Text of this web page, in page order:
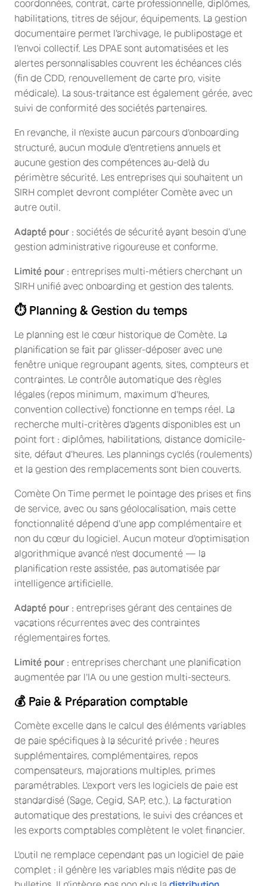
coordonnées, contrat, carte professionnelle, diplômes,
habilitations, titres de séjour, équipements. La gestion
documentaire permet l'archivage, le publipostage et
l'envoi collectif. Les DPAE sont automatisées et les
alertes personnalisables couvrent les échéances clés
(fin de CDD, renouvellement de carte pro, visite
médicale). La sous-traitance est également gérée, avec
suivi de conformité des sociétés partenaires.
En revanche, il n'existe aucun parcours d'onboarding
structuré, aucun module d'entretiens annuels et
aucune gestion des compétences au-delà du
périmètre sécurité. Les entreprises qui souhaitent un
SIRH complet devront compléter Comète avec un
autre outil.
Adapté pour : sociétés de sécurité ayant besoin d'une
gestion administrative rigoureuse et conforme.
Limité pour : entreprises multi-métiers cherchant un
SIRH unifié avec onboarding et gestion des talents.
⏱️ Planning & Gestion du temps
Le planning est le cœur historique de Comète. La
planification se fait par glisser-déposer avec une
fenêtre unique regroupant agents, sites, compteurs et
contraintes. Le contrôle automatique des règles
légales (repos minimum, maximum d'heures,
convention collective) fonctionne en temps réel. La
recherche multi-critères d'agents disponibles est un
point fort : diplômes, habilitations, distance domicile-
site, défaut d'heures. Les plannings cyclés (roulements)
et la gestion des remplacements sont bien couverts.
Comète On Time permet le pointage des prises et fins
de service, avec ou sans géolocalisation, mais cette
fonctionnalité dépend d'une app complémentaire et
non du cœur du logiciel. Aucun moteur d'optimisation
algorithmique avancé n'est documenté — la
planification reste assistée, pas automatisée par
intelligence artificielle.
Adapté pour : entreprises gérant des centaines de
vacations récurrentes avec des contraintes
réglementaires fortes.
Limité pour : entreprises cherchant une planification
augmentée par l'IA ou une gestion multi-secteurs.
💰 Paie & Préparation comptable
Comète excelle dans le calcul des éléments variables
de paie spécifiques à la sécurité privée : heures
supplémentaires, complémentaires, repos
compensateurs, majorations multiples, primes
paramétrables. L'export vers les logiciels de paie est
standardisé (Sage, Cegid, SAP, etc.). La facturation
automatique des prestations, le suivi des créances et
les exports comptables complètent le volet financier.
L'outil ne remplace cependant pas un logiciel de paie
complet : il génère les variables mais n'édite pas de